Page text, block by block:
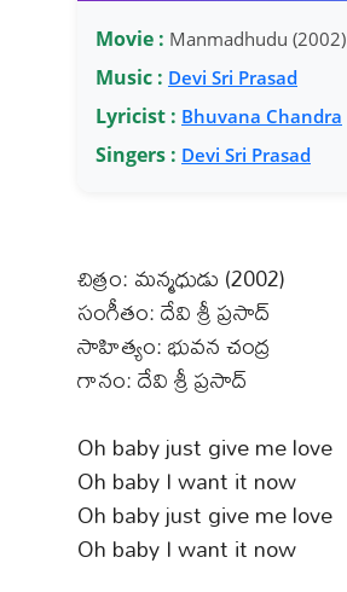
Movie : Manmadhudu (2002)
Music : Devi Sri Prasad
Lyricist : Bhuvana Chandra
Singers : Devi Sri Prasad
చిత్రం: మన్మధుడు (2002)
సంగీతం: దేవి శ్రీ ప్రసాద్
సాహిత్యం: భువన చంద్ర
గానం: దేవి శ్రీ ప్రసాద్
Oh baby just give me love
Oh baby I want it now
Oh baby just give me love
Oh baby I want it now